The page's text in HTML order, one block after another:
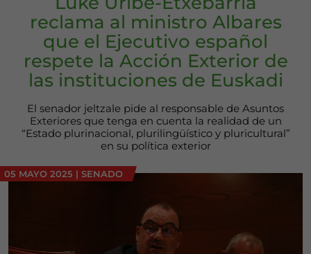
reclama al ministro Albares
que el Ejecutivo español
respete la Acción Exterior de
las instituciones de Euskadi
El senador jeltzale pide al responsable de Asuntos
Exteriores que tenga en cuenta la realidad de un
“Estado plurinacional, plurilingüístico y pluricultural”
en su política exterior
05 MAYO 2025 | SENADO